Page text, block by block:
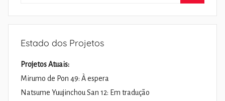
Estado dos Projetos
Projetos Atuais:
Mirumo de Pon 49: À espera
Natsume Yuujinchou San 12: Em tradução